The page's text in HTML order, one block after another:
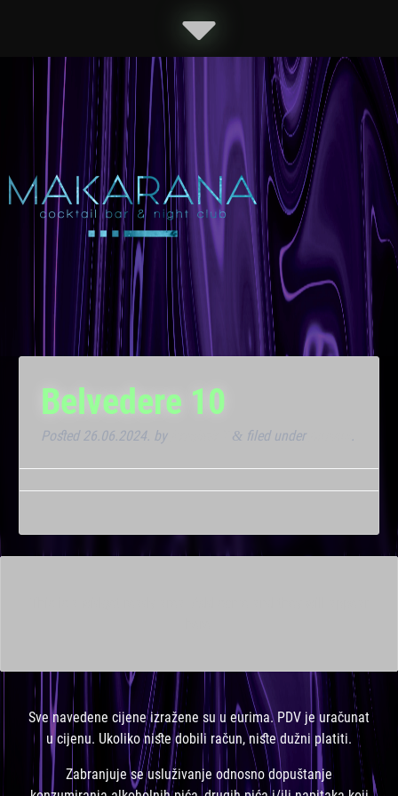
Belvedere 10
Posted 26.06.2024. by & filed under .
Sve navedene cijene izražene su u eurima. PDV je uračunat
u cijenu. Ukoliko niste dobili račun, niste dužni platiti.
Zabranjuje se usluživanje odnosno dopuštanje